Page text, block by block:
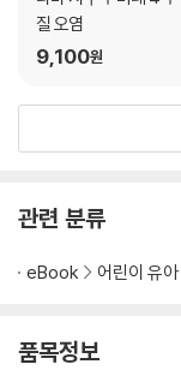
질 오염
9,100원
관련 분류
eBook 어린이 유아
품목정보